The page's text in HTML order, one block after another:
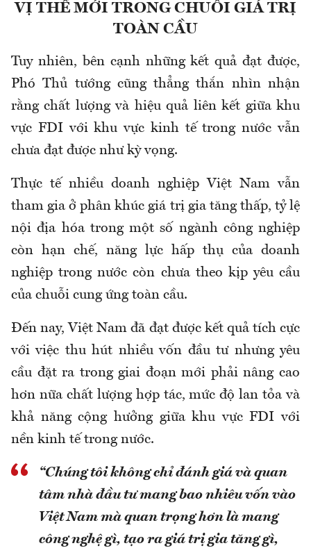
VỊ THẾ MỚI TRONG CHUỖI GIÁ TRỊ
TOÀN CẦU
Tuy nhiên, bên cạnh những kết quả đạt được,
Phó Thủ tướng cũng thẳng thắn nhìn nhận
rằng chất lượng và hiệu quả liên kết giữa khu
vực FDI với khu vực kinh tế trong nước vẫn
chưa đạt được như kỳ vọng.
Thực tế nhiều doanh nghiệp Việt Nam vẫn
tham gia ở phân khúc giá trị gia tăng thấp, tỷ lệ
nội địa hóa trong một số ngành công nghiệp
còn hạn chế, năng lực hấp thụ của doanh
nghiệp trong nước còn chưa theo kịp yêu cầu
của chuỗi cung ứng toàn cầu.
Đến nay, Việt Nam đã đạt được kết quả tích cực
với việc thu hút nhiều vốn đầu tư nhưng yêu
cầu đặt ra trong giai đoạn mới phải nâng cao
hơn nữa chất lượng hợp tác, mức độ lan tỏa và
khả năng cộng hưởng giữa khu vực FDI với
nền kinh tế trong nước.
“Chúng tôi không chỉ đánh giá và quan
tâm nhà đầu tư mang bao nhiêu vốn vào
Việt Nam mà quan trọng hơn là mang
công nghệ gì, tạo ra giá trị gia tăng gì,